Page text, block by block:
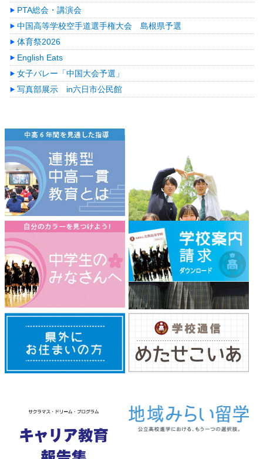
PTA総会・講演会
中国高等学校空手道選手権大会 島根県予選
体育祭2026
English Eats
女子バレー「中国大会予選」
写真部展示 in六日市公民館